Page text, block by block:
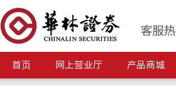
首页 网上营业厅 产品商城